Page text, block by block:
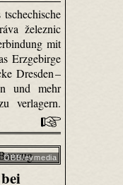
železnic
mit
Erzgebirge
Dresden –
und mehr
verlagern.
ÖBB/evmedia